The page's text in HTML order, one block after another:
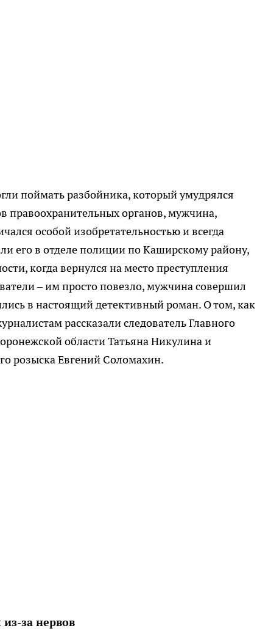
поймать разбойника, который умудрялся
правоохранительных органов, мужчина,
особой изобретательностью и всегда
его в отделе полиции по Каширскому району,
когда вернулся на место преступления
– им просто повезло, мужчина совершил
в настоящий детективный роман. О том, как
рассказали следователь Главного
области Татьяна Никулина и
розыска Евгений Соломахин.
за нервов